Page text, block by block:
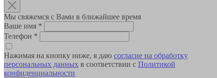
Мы свяжемся с Вами в ближайшее время
Ваше имя *
Телефон *
Нажимая на кнопку ниже, я даю согласие на обработку
персональных данных в соответствии с Политикой
конфиденциальности